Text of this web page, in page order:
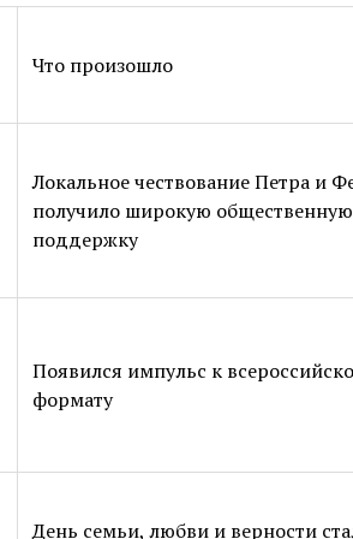
Что произошло
Локальное чествование Петра и
получило широкую общественную
поддержку
Появился импульс к
формату
День семьи, любви и верности